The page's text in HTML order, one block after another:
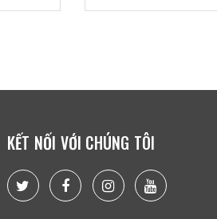
KẾT NỐI VỚI CHÚNG TÔI